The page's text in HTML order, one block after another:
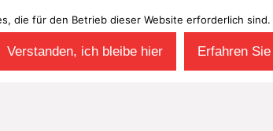
die für den Betrieb dieser Website erforderlich
Verstanden, ich bleibe hier Erfahren